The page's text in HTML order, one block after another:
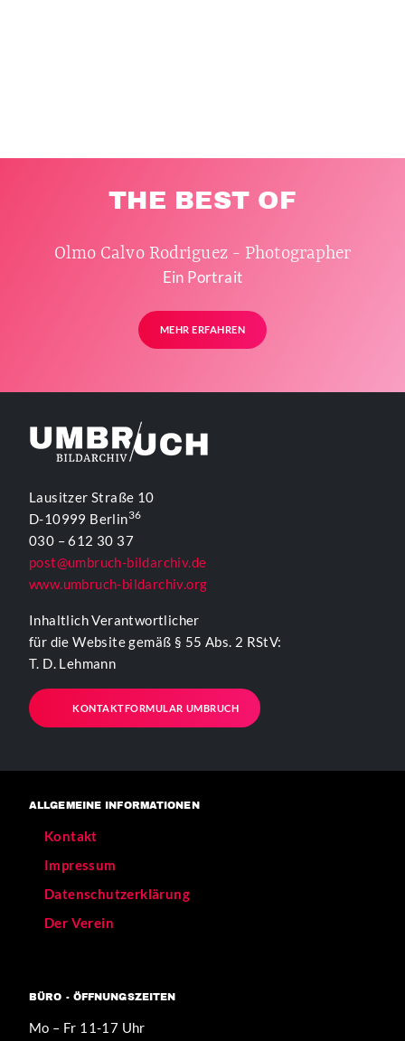
THE BEST OF
Olmo Calvo Rodriguez - Photographer
Ein Portrait
MEHR ERFAHREN
Lausitzer Straße 10
D-10999 Berlin36
030 – 612 30 37
post@umbruch-bildarchiv.de
www.umbruch-bildarchiv.org
Inhaltlich Verantwortlicher
für die Website gemäß § 55 Abs. 2 RStV:
T. D. Lehmann
KONTAKTFORMULAR UMBRUCH
ALLGEMEINE INFORMATIONEN
Kontakt
Impressum
Datenschutzerklärung
Der Verein
BÜRO - ÖFFNUNGSZEITEN
Mo – Fr 11-17 Uhr